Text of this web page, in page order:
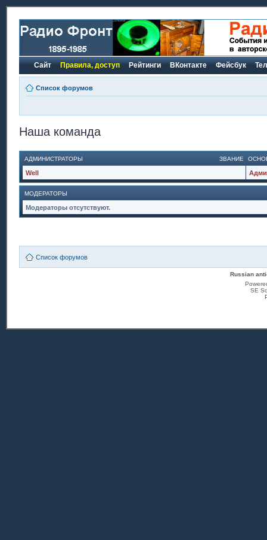
Сайт Правила, доступ Рейтинги ВКонтакте Фейсбук
Список форумов
Наша команда
ЗВАНИЕ
АДМИНИСТРАТОРЫ
Well
МОДЕРАТОРЫ
Модераторы отсутствуют.
Список форумов
Russian
SE